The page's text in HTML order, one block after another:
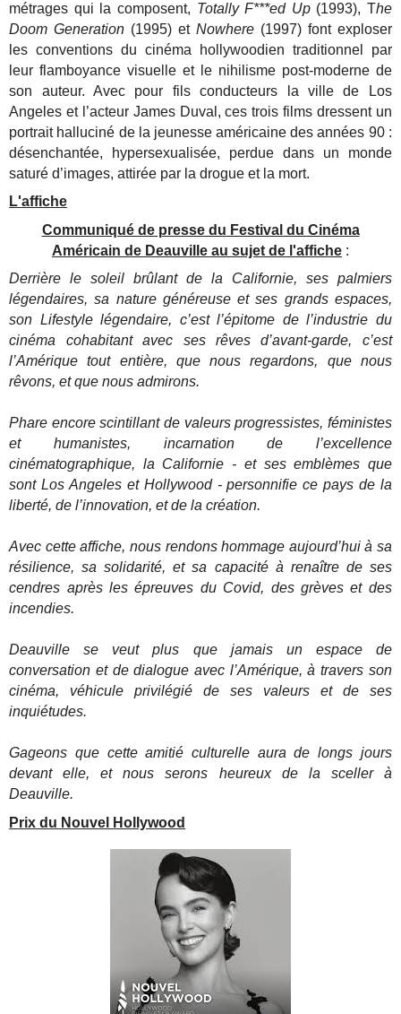
métrages qui la composent, Totally F***ed Up (1993), The
Doom Generation (1995) et Nowhere (1997) font exploser
les conventions du cinéma hollywoodien traditionnel par
leur flamboyance visuelle et le nihilisme post-moderne de
son auteur. Avec pour fils conducteurs la ville de Los
Angeles et l’acteur James Duval, ces trois films dressent un
portrait halluciné de la jeunesse américaine des années 90 :
désenchantée, hypersexualisée, perdue dans un monde
saturé d’images, attirée par la drogue et la mort.
L'affiche
Communiqué de presse du Festival du Cinéma
Américain de Deauville au sujet de l'affiche :
Derrière le soleil brûlant de la Californie, ses palmiers
légendaires, sa nature généreuse et ses grands espaces,
son Lifestyle légendaire, c’est l’épitome de l’industrie du
cinéma cohabitant avec ses rêves d’avant-garde, c’est
l’Amérique tout entière, que nous regardons, que nous
rêvons, et que nous admirons.
Phare encore scintillant de valeurs progressistes, féministes
et humanistes, incarnation de l’excellence
cinématographique, la Californie - et ses emblèmes que
sont Los Angeles et Hollywood - personnifie ce pays de la
liberté, de l’innovation, et de la création.
Avec cette affiche, nous rendons hommage aujourd’hui à sa
résilience, sa solidarité, et sa capacité à renaître de ses
cendres après les épreuves du Covid, des grèves et des
incendies.
Deauville se veut plus que jamais un espace de
conversation et de dialogue avec l’Amérique, à travers son
cinéma, véhicule privilégié de ses valeurs et de ses
inquiétudes.
Gageons que cette amitié culturelle aura de longs jours
devant elle, et nous serons heureux de la sceller à
Deauville.
Prix du Nouvel Hollywood